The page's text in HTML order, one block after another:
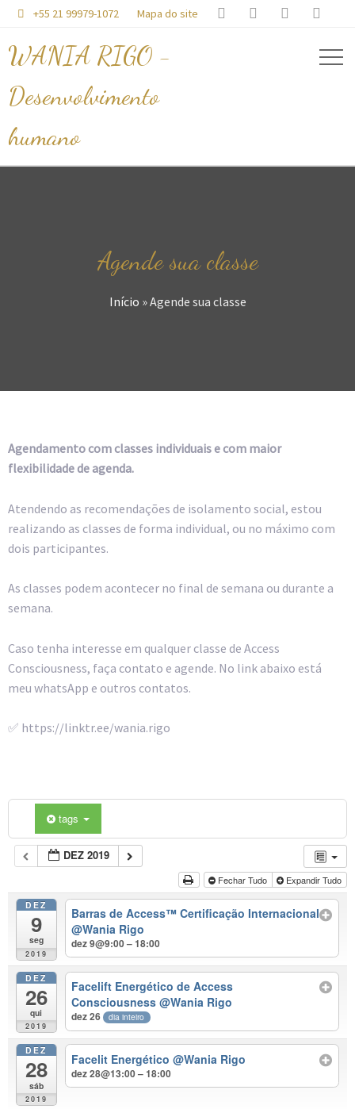
 +55 21 99979-1072 Mapa do site    
WANIA RIGO -
Desenvolvimento
humano
Agende sua classe
Início »Agende sua classe
Agendamento com classes individuais e com maior
flexibilidade de agenda.
Atendendo as recomendações de isolamento social, estou
realizando as classes de forma individual, ou no máximo com
dois participantes.
As classes podem acontecer no final de semana ou durante a
semana.
Caso tenha interesse em qualquer classe de Access
Consciousness, faça contato e agende. No link abaixo está
meu whatsApp e outros contatos.
✅ https://linktr.ee/wania.rigo
tags
DEZ 2019
Fechar Tudo Expandir Tudo
DEZ
9
seg
2019
Barras de Access™ Certificação Internacional
@Wania Rigo
dez 9@9:00 – 18:00
DEZ
26
qui
2019
Facelift Energético de Access
Consciousness@Wania Rigo
dez 26 dia inteiro
DEZ
28
sáb
2019
Facelit Energético@Wania Rigo
dez 28@13:00 – 18:00